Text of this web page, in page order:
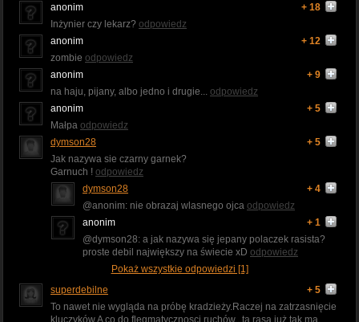
anonim
+ 18
Inżynier czy lekarz? odpowiedz
anonim
+ 12
zombie odpowiedz
anonim
+ 9
na haju, pijany, albo jedno i drugie... odpowiedz
anonim
+ 5
Małpa odpowiedz
dymson28
+ 5
Jak nazywa sie czarny garnek?
Garnuch ! odpowiedz
dymson28
+ 4
@anonim: nie obrazaj wlasnego ojca odpowiedz
anonim
+ 1
@dymson28: a jak nazywa się jepany polaczek rasista?
proste debil największy na świecie xD odpowiedz
Pokaż wszystkie odpowiedzi [1]
superdebilne
+ 5
To nawet nie wygląda na próbę kradzieży.Raczej na zatrzasnięcie
kluczyków.A co do flegmatycznosci ruchów...ta rasa już tak ma.